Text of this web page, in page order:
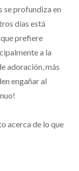
se profundiza en
días está
prefiere
a la
adoración, más
engañar al
acerca de lo que